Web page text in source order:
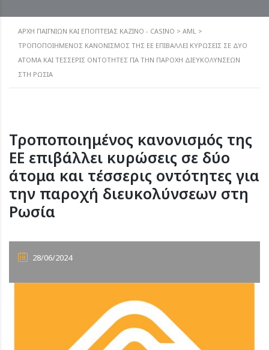
ΑΡΧΗ ΠΑΙΓΝΙΩΝ ΚΑΙ ΕΠΟΠΤΕΙΑΣ ΚΑΖΙΝΟ - CASINO > AML >
ΤΡΟΠΟΠΟΙΗΜΈΝΟΣ ΚΑΝΟΝΙΣΜΌΣ ΤΗΣ ΕΕ ΕΠΙΒΆΛΛΕΙ ΚΥΡΏΣΕΙΣ ΣΕ ΔΎΟ
ΆΤΟΜΑ ΚΑΙ ΤΈΣΣΕΡΙΣ ΟΝΤΌΤΗΤΕΣ ΓΙΑ ΤΗΝ ΠΑΡΟΧΉ ΔΙΕΥΚΟΛΎΝΣΕΩΝ
ΣΤΗ ΡΩΣΊΑ
Τροποποιημένος κανονισμός της
ΕΕ επιβάλλει κυρώσεις σε δύο
άτομα και τέσσερις οντότητες για
την παροχή διευκολύνσεων στη
Ρωσία
28/06/2024